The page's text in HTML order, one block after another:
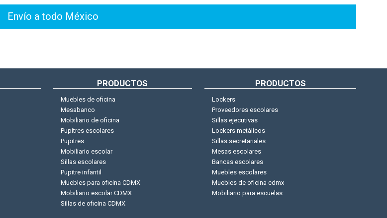
Envío a todo México
PRODUCTOS
Muebles de oficina
Mesabanco
Mobiliario de oficina
Pupitres escolares
Pupitres
Mobiliario escolar
Sillas escolares
Pupitre infantil
Muebles para oficina CDMX
Mobiliario escolar CDMX
Sillas de oficina CDMX
PRODUCTOS
Lockers
Proveedores escolares
Sillas ejecutivas
Lockers metálicos
Sillas secretariales
Mesas escolares
Bancas escolares
Muebles escolares
Muebles de oficina cdmx
Mobiliario para escuelas